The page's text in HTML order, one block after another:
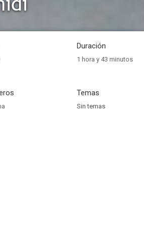
Duración
1 hora y 43 minutos
Temas
Sin temas